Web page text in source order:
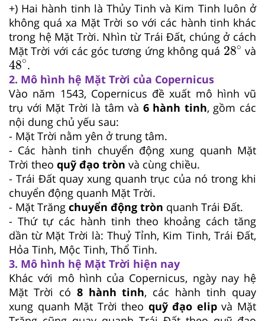
+) Hai hành tinh là Thủy Tinh và Kim Tinh luôn ở
không quá xa Mặt Trời so với các hành tinh khác
trong hệ Mặt Trời. Nhìn từ Trái Đất, chúng ở cách
Mặt Trời với các góc tương ứng không quá 28∘
28∘và
48∘
48∘.
2. Mô hình hệ Mặt Trời của Copernicus
Vào năm 1543, Copernicus đề xuất mô hình vũ
trụ với Mặt Trời là tâm và 6 hành tinh, gồm các
nội dung chủ yếu sau:
- Mặt Trời nằm yên ở trung tâm.
- Các hành tinh chuyển động xung quanh Mặt
Trời theo quỹ đạo tròn và cùng chiều.
- Trái Đất quay xung quanh trục của nó trong khi
chuyển động quanh Mặt Trời.
- Mặt Trăng chuyển động tròn quanh Trái Đất.
- Thứ tự các hành tinh theo khoảng cách tăng
dần từ Mặt Trời là: Thuỷ Tỉnh, Kim Tinh, Trái Đất,
Hỏa Tinh, Mộc Tinh, Thổ Tinh.
3. Mô hình hệ Mặt Trời hiện nay
Khác với mô hình của Copernicus, ngày nay hệ
Mặt Trời có 8 hành tinh, các hành tinh quay
xung quanh Mặt Trời theo quỹ đạo elipvà Mặt